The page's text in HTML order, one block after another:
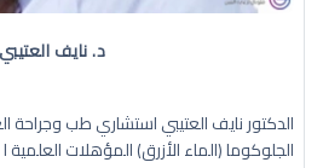
د. نايف العتيبي
الدكتور نايف العتيبي استشاري طب
الجلوكوما (الماء الأزرق) المؤهلات العلمية